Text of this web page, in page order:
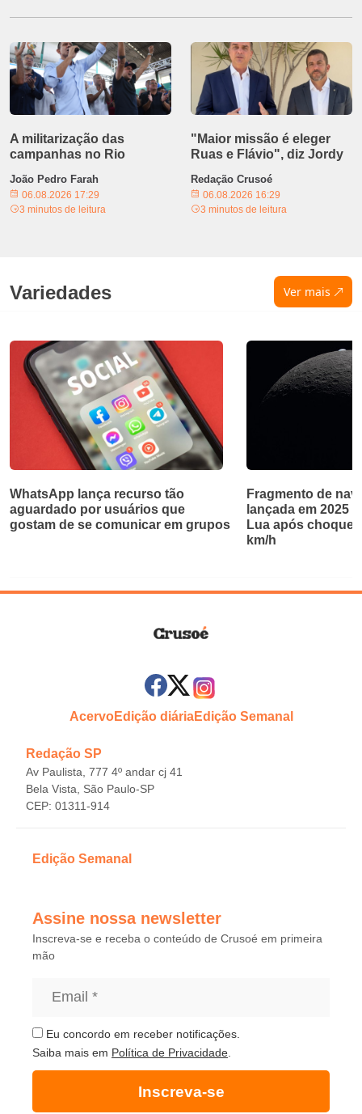
A militarização das
campanhas no Rio
João Pedro Farah
06.08.2026 17:29
3 minutos de leitura
"Maior missão é eleger
Ruas e Flávio", diz Jordy
Redação Crusoé
06.08.2026 16:29
3 minutos de leitura
Variedades Ver mais
WhatsApp lança recurso tão
aguardado por usuários que
gostam de se comunicar em grupos
Fragmento de
lançada em 2025
Lua após choque
km/h
AcervoEdição diáriaEdição Semanal
Redação SP
Av Paulista, 777 4º andar cj 41
Bela Vista, São Paulo-SP
CEP: 01311-914
Edição Semanal
Assine nossa newsletter
Inscreva-se e receba o conteúdo de Crusoé em primeira
mão
Eu concordo em receber notificações.
Saiba mais em Política de Privacidade
Inscreva-se